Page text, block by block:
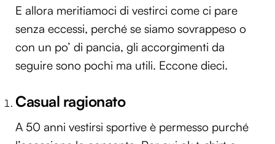
E allora meritiamoci di vestirci come ci pare
senza eccessi, perché se siamo sovrappeso o
con un po’ di pancia, gli accorgimenti da
seguire sono pochi ma utili. Eccone dieci.
Casual ragionato
A 50 anni vestirsi sportive è permesso purché